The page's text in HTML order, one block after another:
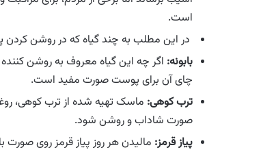
است.
در این مطلب به چند گیاه که در روشن
بابونه: اگر چه این گیاه معروف به روشن
چای آن برای پوست صورت مفید است.
ترب کوهی: ماسک تهیه شده از ترب کوهی،
صورت شاداب و روشن شود.
پیاز قرمز: مالیدن هر روز پیاز قرمز روی